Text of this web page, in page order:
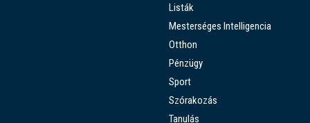
Listák
Mesterséges Intelligencia
Otthon
Pénzügy
Sport
Szórakozás
Tanulás